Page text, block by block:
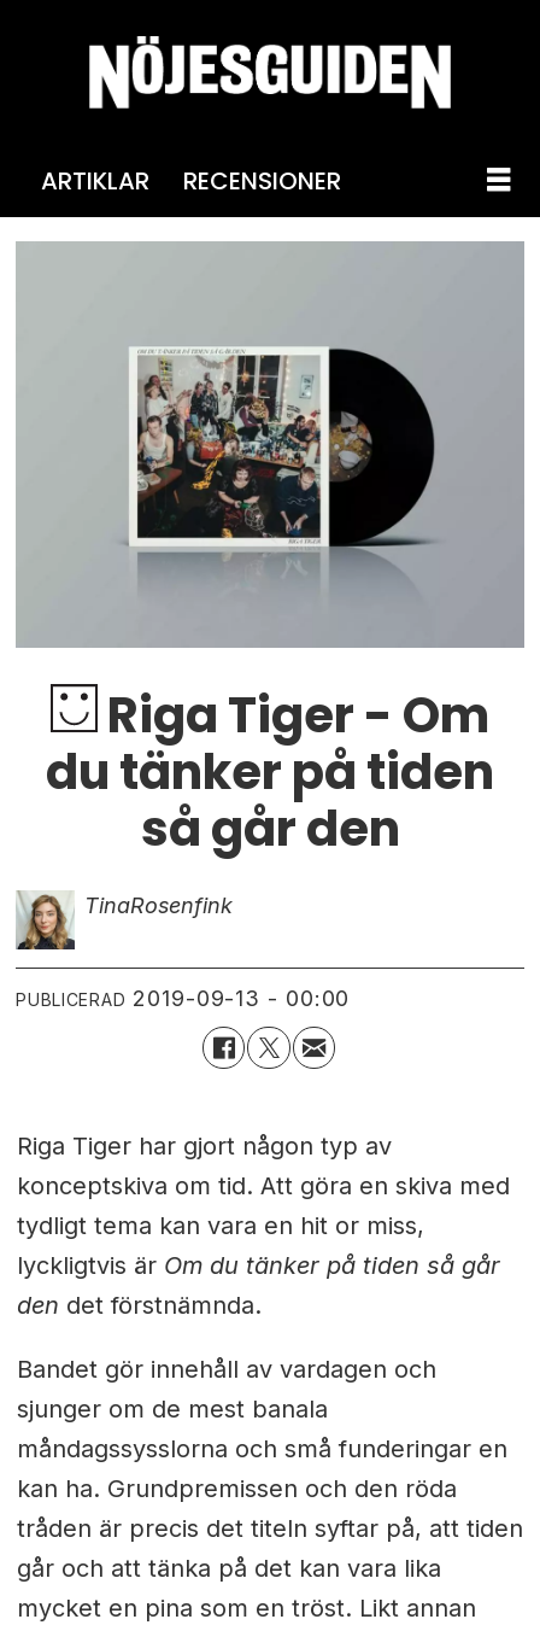
ARTIKLAR RECENSIONER
Riga Tiger - Om
du tänker på tiden
så går den
TinaRosenfink
PUBLICERAD 2019-09-13 - 00:00
Riga Tiger har gjort någon typ av
konceptskiva om tid. Att göra en skiva med
tydligt tema kan vara en hit or miss,
lyckligtvis är Om du tänker på tiden så går
den det förstnämnda.
Bandet gör innehåll av vardagen och
sjunger om de mest banala
måndagssysslorna och små funderingar en
kan ha. Grundpremissen och den röda
tråden är precis det titeln syftar på, att tiden
går och att tänka på det kan vara lika
mycket en pina som en tröst. Likt annan